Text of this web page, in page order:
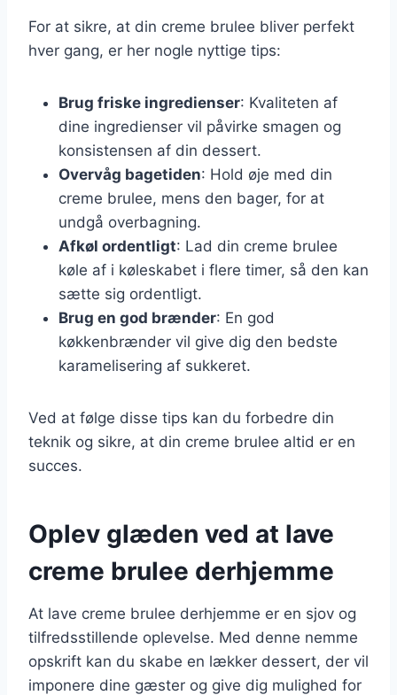
For at sikre, at din creme brulee bliver perfekt
hver gang, er her nogle nyttige tips:
Brug friske ingredienser: Kvaliteten af
dine ingredienser vil påvirke smagen og
konsistensen af din dessert.
Overvåg bagetiden: Hold øje med din
creme brulee, mens den bager, for at
undgå overbagning.
Afkøl ordentligt: Lad din creme brulee
køle af i køleskabet i flere timer, så den kan
sætte sig ordentligt.
Brug en god brænder: En god
køkkenbrænder vil give dig den bedste
karamelisering af sukkeret.
Ved at følge disse tips kan du forbedre din
teknik og sikre, at din creme brulee altid er en
succes.
Oplev glæden ved at lave
creme brulee derhjemme
At lave creme brulee derhjemme er en sjov og
tilfredsstillende oplevelse. Med denne nemme
opskrift kan du skabe en lækker dessert, der vil
imponere dine gæster og give dig mulighed for